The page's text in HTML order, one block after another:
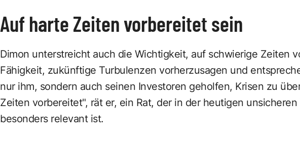
Auf harte Zeiten vorbereitet sein
Dimon unterstreicht auch die Wichtigkeit, auf schwierige Zeiten
Fähigkeit, zukünftige Turbulenzen vorherzusagen und
nur ihm, sondern auch seinen Investoren geholfen, Krisen zu
Zeiten vorbereitet", rät er, ein Rat, der in der heutigen
besonders relevant ist.